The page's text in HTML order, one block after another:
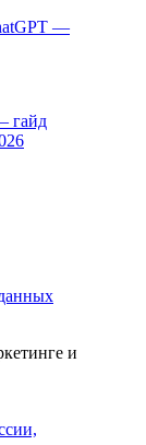
гайд
и